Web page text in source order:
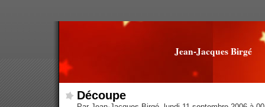
Jean-Jacques Birgé
Découpe